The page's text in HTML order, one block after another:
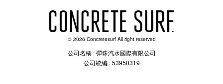
© 2026 Concretesurf All right reserved
公司名稱 : 彈珠汽水國際有限公司
公司統編 : 53950319